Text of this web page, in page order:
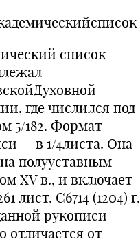
список
где числился под
5/182. Формат
— в 1/4листа. Она
полууставным
XV в., и включает
лист. С6714 (1204) г.
рукописи
отличается от